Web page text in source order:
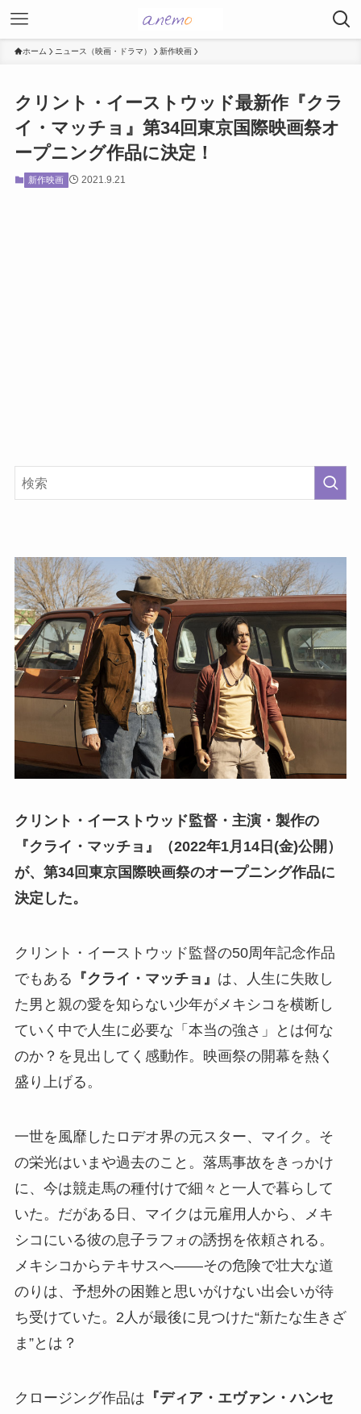
ホーム ニュース（映画・ドラマ） 新作映画
クリント・イーストウッド最新作『クラ
イ・マッチョ』第34回東京国際映画祭オ
ープニング作品に決定！
新作映画 2021.9.21
クリント・イーストウッド監督・主演・製作の
『クライ・マッチョ』（2022年1月14日(金)公開）
が、第34回東京国際映画祭のオープニング作品に
決定した。
クリント・イーストウッド監督の50周年記念作品
でもある 『クライ・マッチョ』 は、人生に失敗し
た男と親の愛を知らない少年がメキシコを横断し
ていく中で人生に必要な「本当の強さ」とは何な
のか？を見出してく感動作。映画祭の開幕を熱く
盛り上げる。
一世を風靡したロデオ界の元スター、マイク。そ
の栄光はいまや過去のこと。落馬事故をきっかけ
に、今は競走馬の種付けで細々と一人で暮らして
いた。だがある日、マイクは元雇用人から、メキ
シコにいる彼の息子ラフォの誘拐を依頼される。
メキシコからテキサスへ――その危険で壮大な道
のりは、予想外の困難と思いがけない出会いが待
ち受けていた。2人が最後に見つけた“新たな生きざ
ま”とは？
クロージング作品は 『ディア・エヴァン・ハンセ